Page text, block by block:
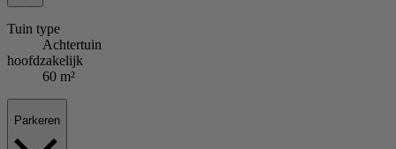
Tuin type
Achtertuin
hoofdzakelijk
60 m²
Parkeren